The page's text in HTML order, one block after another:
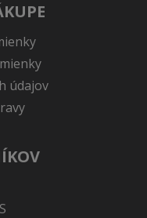
údajov